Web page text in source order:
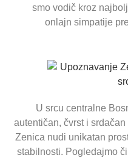
smo vodič kroz
onlajn simpatije
U srcu centralne
autentičan, čvrst i
Zenica nudi unikatan
stabilnosti. Pogledajmo